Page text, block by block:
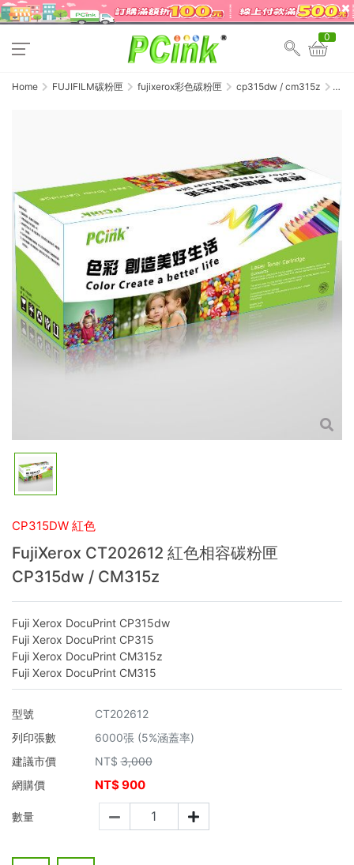
0
Home FUJIFILM碳粉匣 fujixerox彩色碳粉匣
cp315dw / cm315z
/
CP315DW 紅色
FujiXerox CT202612 紅色相容碳粉匣
CP315dw / CM315z
Fuji Xerox DocuPrint CP315dw
Fuji Xerox DocuPrint CP315
Fuji Xerox DocuPrint CM315z
Fuji Xerox DocuPrint CM315
型號
CT202612
列印張數
6000張 (5%涵蓋率)
建議市價
NT$ 3,000
網購價
NT$900
數量